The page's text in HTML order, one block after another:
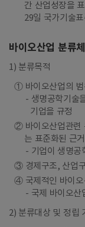
간 산업성장을
29일 국가기술
바이오산업 분류
1) 분류목적
① 바이오산업의 범
생명공학기술
기업을 규정
② 바이오산업관련
는 표준화된 근
기업이 생명공
③ 경제구조, 산업
④ 국제적인 바이오
국제 바이오산
2) 분류대상 및 정립